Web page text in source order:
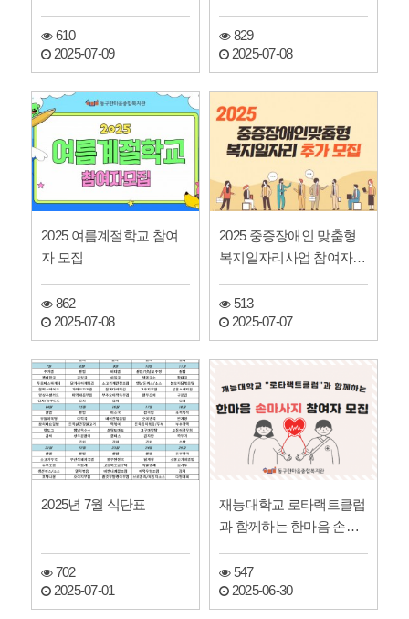
610
2025-07-09
829
2025-07-08
2025 여름계절학교 참여
자 모집
862
2025-07-08
2025 중증장애인 맞춤형
복지일자리사업 참여자
513
2025-07-07
2025년 7월 식단표
702
2025-07-01
재능대학교 로타랙트클럽
과 함께하는 한마음 손마
547
2025-06-30